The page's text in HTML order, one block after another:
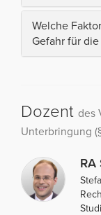
Welche
Gefahr für
Dozent des
Unterbringung
RA